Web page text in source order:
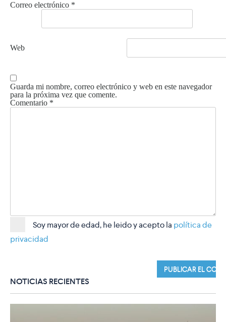
Correo electrónico *
Web
Guarda mi nombre, correo electrónico y web en este navegador
para la próxima vez que comente.
Comentario *
Soy mayor de edad, he leido y acepto la política de
privacidad
NOTICIAS RECIENTES